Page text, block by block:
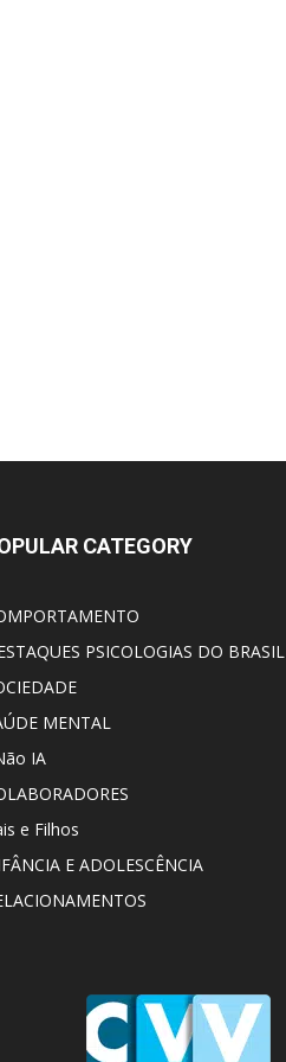
CATEGORY
PSICOLOGIAS DO BRASIL
MENTAL
IA
e Filhos
E ADOLESCÊNCIA